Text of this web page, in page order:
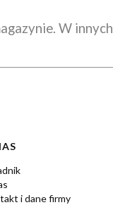
W innych
i dane firmy